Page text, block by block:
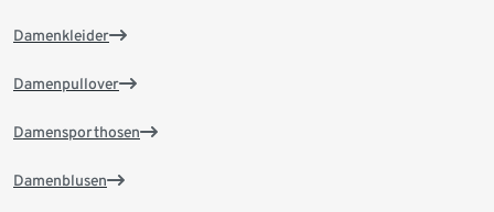
Damenkleider
Damenpullover
Damensporthosen
Damenblusen